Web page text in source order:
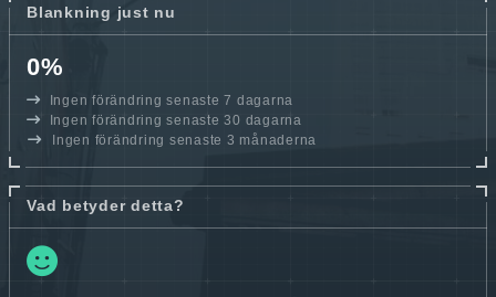
Blankning just nu
0%
Ingen förändring senaste 7 dagarna
Ingen förändring senaste 30 dagarna
Ingen förändring senaste 3 månaderna
Vad betyder detta?